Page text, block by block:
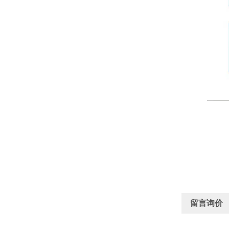
留言询价